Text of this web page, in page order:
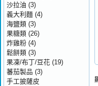
沙拉油 (3)
義大利麵 (4)
海鹽類 (3)
果糖類 (26)
炸雞粉 (4)
鬆餅類 (3)
果凍/布丁/豆花 (19)
蕃茄製品 (3)
手工披薩皮